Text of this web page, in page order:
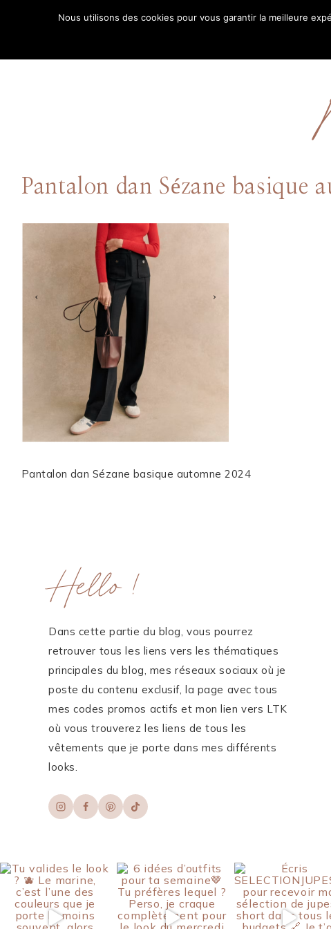
Comment puis-je
vous aider ?
ME CONTACTER
WORK WITH ME
MES FORMATIONS
MA NEWSLETTER
Pantalon dan Sézane basique
Pantalon dan Sézane basique automne 2024
Hello !
Dans cette partie du blog, vous pourrez
retrouver tous les liens vers les thématiques
principales du blog, mes réseaux sociaux où je
poste du contenu exclusif, la page avec tous
mes codes promos actifs et mon lien vers LTK
où vous trouverez les liens de tous les
vêtements que je porte dans mes différents
looks.
Nous utilisons des cookies pour vous garantir la meilleure